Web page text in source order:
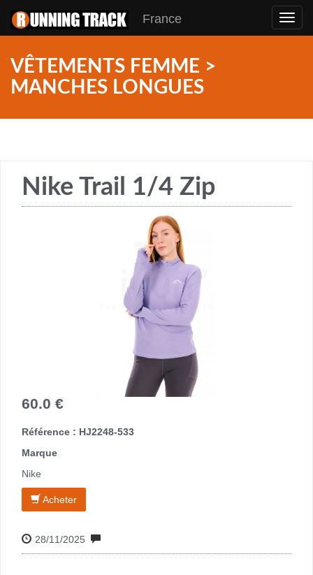
France
VÊTEMENTS FEMME >
MANCHES LONGUES
Nike Trail 1/4 Zip
60.0 €
Référence : HJ2248-533
Marque
Nike
Acheter
28/11/2025